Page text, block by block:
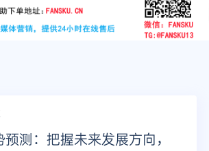
youtube
instagram
测：把握未来发展方向，